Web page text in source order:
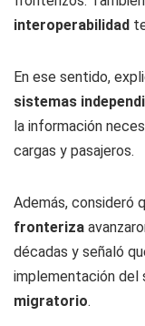
interoperabilidad
En ese sentido,
sistemas
la información
cargas y pasajeros.
Además, consideró
fronteriza
décadas y señaló
implementación del
migratorio.